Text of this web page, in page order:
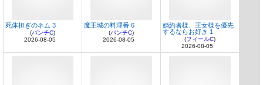
死体担ぎのネム 3
(バンチC)
2026-08-05
魔王城の料理番 6
(バンチC)
2026-08-05
婚約者様、王女様を優先
するならお好き 1
(フィールC)
2026-08-05